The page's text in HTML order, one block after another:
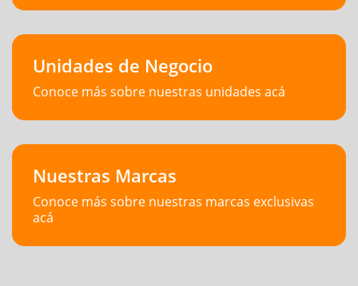
Unidades de Negocio
Conoce más sobre nuestras unidades acá
Nuestras Marcas
Conoce más sobre nuestras marcas exclusivas
acá